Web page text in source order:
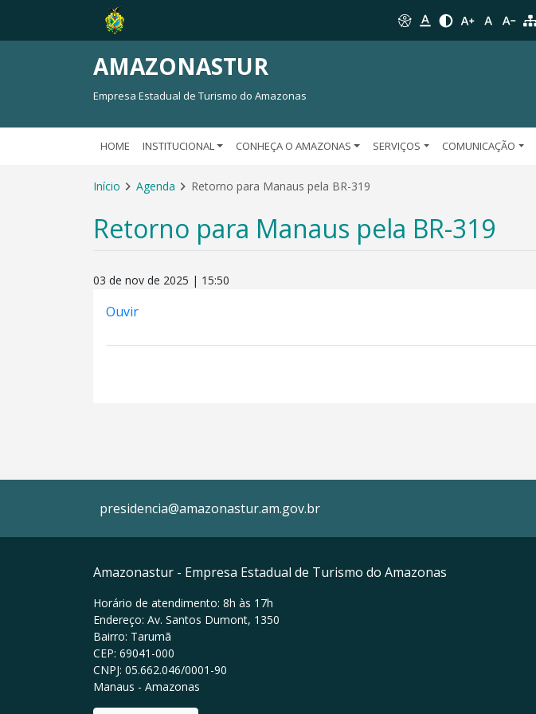
AMAZONASTUR
Empresa Estadual de Turismo do Amazonas
HOME INSTITUCIONAL CONHEÇA O AMAZONAS SERVIÇOS COMUNICAÇÃO
Início Agenda Retorno para Manaus pela BR-319
Retorno para Manaus pela BR-319
03 de nov de 2025 | 15:50
Ouvir
presidencia@amazonastur.am.gov.br
Amazonastur - Empresa Estadual de Turismo do Amazonas
Horário de atendimento: 8h às 17h
Endereço: Av. Santos Dumont, 1350
Bairro: Tarumã
CEP: 69041-000
CNPJ: 05.662.046/0001-90
Manaus - Amazonas